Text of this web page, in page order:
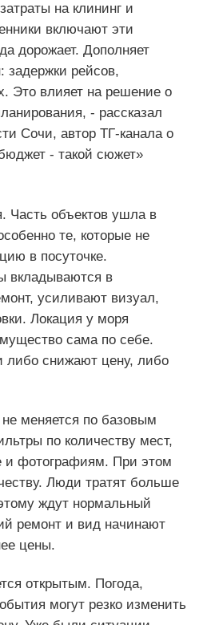
на клининг и
включают эти
дорожает. Дополняет
задержки рейсов,
Это влияет на решение о
- рассказал
Сочи, автор ТГ-канала о
- такой сюжет»
Часть объектов ушла в
те, которые не
в посуточке.
вкладываются в
усиливают визуал,
Локация у моря
сама по себе.
либо снижают цену, либо
меняется по базовым
по количеству мест,
и фотографиям. При этом
Люди тратят больше
ждут нормальный
ремонт и вид начинают
цены.
открытым. Погода,
могут резко изменить